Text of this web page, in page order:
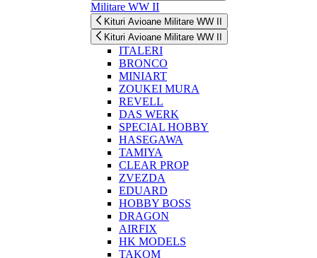
Militare WW II
Kituri Avioane Militare WW II
Kituri Avioane Militare WW II
ITALERI
BRONCO
MINIART
ZOUKEI MURA
REVELL
DAS WERK
SPECIAL HOBBY
HASEGAWA
TAMIYA
CLEAR PROP
ZVEZDA
EDUARD
HOBBY BOSS
DRAGON
AIRFIX
HK MODELS
TAKOM